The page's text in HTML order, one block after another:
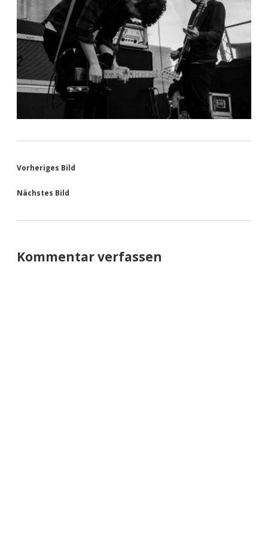
Vorheriges Bild
Nächstes Bild
Kommentar verfassen